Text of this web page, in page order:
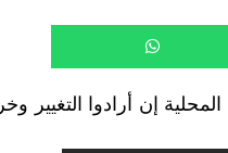
إن أرادوا التغيير